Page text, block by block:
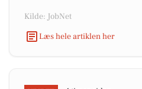
Kilde: JobNet
Læs hele artiklen her